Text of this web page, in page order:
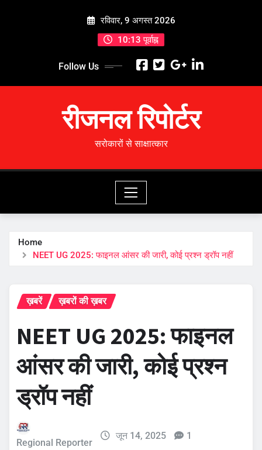
रविवार, 9 अगस्त 2026
10:13 पूर्वाह्न
Follow Us
रीजनल रिपोर्टर
सरोकारों से साक्षात्कार
Home
NEET UG 2025: फाइनल आंसर की जारी, कोई प्रश्न ड्रॉप नहीं
ख़बरें ख़बरों की ख़बर
NEET UG 2025: फाइनल
आंसर की जारी, कोई प्रश्न
ड्रॉप नहीं
Regional Reporter
जून 14, 2025 1